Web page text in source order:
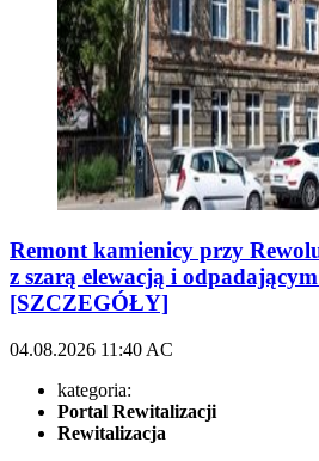
Remont kamienicy przy
z szarą elewacją i
[SZCZEGÓŁY]
04.08.2026 11:40 AC
kategoria:
Portal Rewitalizacji
Rewitalizacja